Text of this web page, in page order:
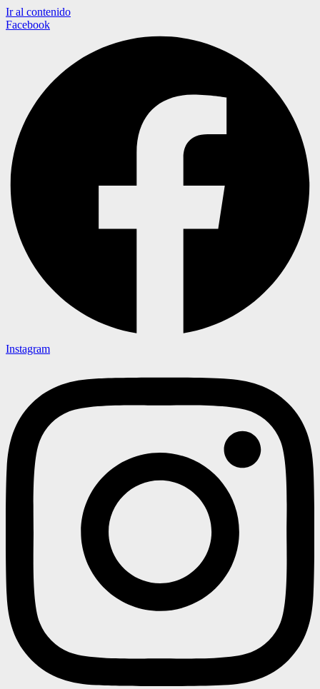
Ir al contenido
Facebook
Instagram